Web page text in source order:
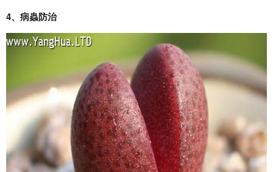
4、病蟲防治